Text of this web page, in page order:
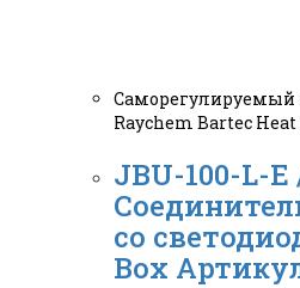
Саморегулируемый
Raychem Bartec
JBU-100-L-E
со
Box